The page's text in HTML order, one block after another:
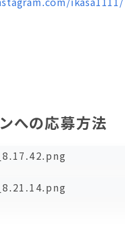
への応募方法